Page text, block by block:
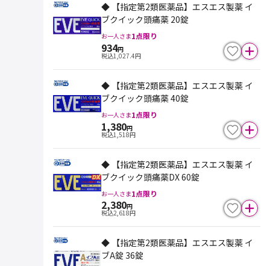
◆ 【指定第2類医薬品】エスエス製薬 イ
ブクイック頭痛薬 20錠
お一人さま1点限り
934円
税込1,027.4円
◆ 【指定第2類医薬品】エスエス製薬 イ
ブクイック頭痛薬 40錠
お一人さま1点限り
1,380円
税込1,518円
◆ 【指定第2類医薬品】エスエス製薬 イ
ブクイック頭痛薬DX 60錠
お一人さま1点限り
2,380円
税込2,618円
◆ 【指定第2類医薬品】エスエス製薬 イ
ブA錠 36錠